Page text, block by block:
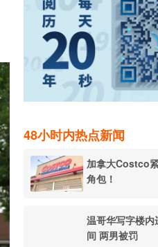
48小时内热点新闻
加拿大Costco
角包！
温哥华写字楼
间 两男被罚